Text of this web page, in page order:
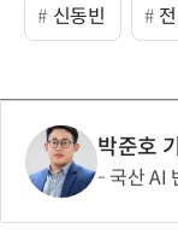
신동빈
박준호
국산 AI